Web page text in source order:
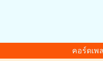
คอร์ดเพ